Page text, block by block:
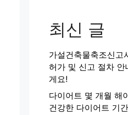
최신 글
가설건축물축조신고
허가 및 신고 절차 안
게요!
다이어트 몇 개월 해
건강한 다이어트 기